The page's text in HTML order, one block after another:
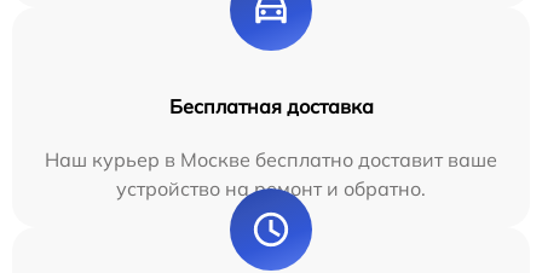
Бесплатная доставка
Наш курьер в Москве бесплатно доставит ваше
устройство на ремонт и обратно.